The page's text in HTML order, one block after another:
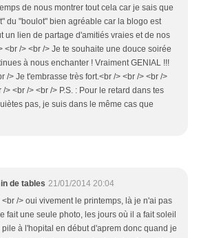
de nous montrer tout cela car je sais que
du "boulot" bien agréable car la blogo est
un lien de partage d'amitiés vraies et de nos
<br /> <br /> Je te souhaite une douce soirée
à nous enchanter ! Vraiment GENIAL !!!
/> Je t'embrasse très fort.<br /> <br /> <br />
/> <br /> <br /> P.S. : Pour le retard dans tes
pas, je suis dans le même cas que
de tables 21/01/2014 20:04
<br /> oui vivement le printemps, là je n'ai pas
fait une seule photo, les jours où il a fait soleil
pile à l'hopital en début d'aprem donc quand je